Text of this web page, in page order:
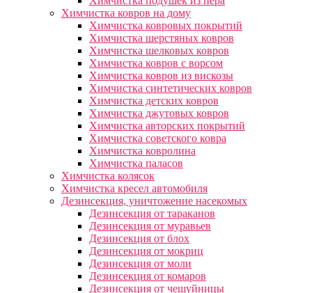
Химчистка ковров на дому
Химчистка ковровых покрытий
Химчистка шерстяных ковров
Химчистка шелковых ковров
Химчистка ковров с ворсом
Химчистка ковров из вискозы
Химчистка синтетических ковров
Химчистка детских ковров
Химчистка джутовых ковров
Химчистка авторских покрытий
Химчистка советского ковра
Химчистка ковролина
Химчистка паласов
Химчистка колясок
Химчистка кресел автомобиля
Дезинсекция, уничтожение насекомых
Дезинсекция от тараканов
Дезинсекция от муравьев
Дезинсекция от блох
Дезинсекция от мокриц
Дезинсекция от моли
Дезинсекция от комаров
Дезинсекция от чешуйницы